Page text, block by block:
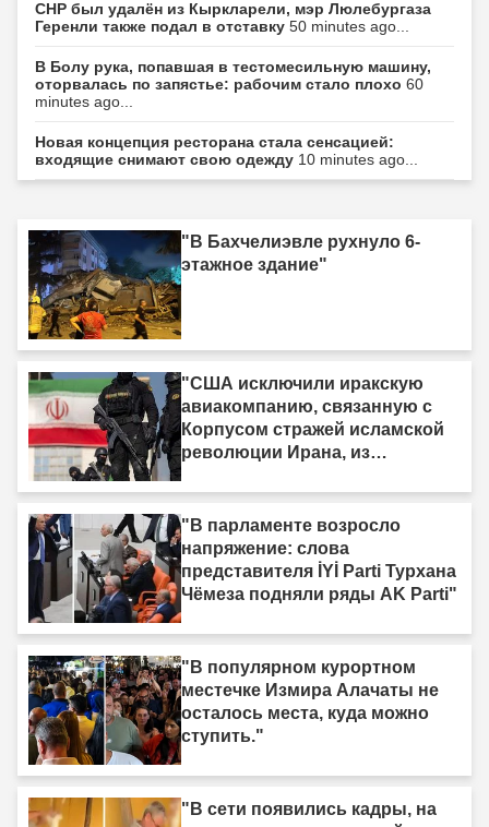
CHP был удалён из Кыркларели, мэр Люлебургаза
Геренли также подал в отставку 50 minutes ago...
В Болу рука, попавшая в тестомесильную машину,
оторвалась по запястье: рабочим стало плохо 60
minutes ago...
Новая концепция ресторана стала сенсацией:
входящие снимают свою одежду 10 minutes ago...
"В Бахчелиэвле рухнуло 6-
этажное здание"
"США исключили иракскую
авиакомпанию, связанную с
Корпусом стражей исламской
революции Ирана, из
"В парламенте возросло
напряжение: слова
представителя İYİ Parti Турхана
Чёмеза подняли ряды AK Parti"
"В популярном курортном
местечке Измира Алачаты не
осталось места, куда можно
ступить."
"В сети появились кадры, на